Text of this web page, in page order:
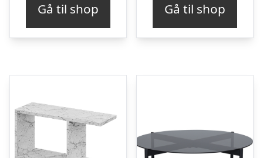
Gå til shop Gå til shop